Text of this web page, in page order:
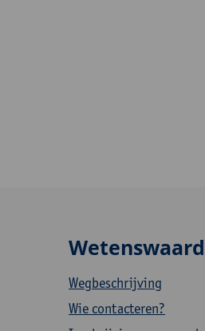
Wegbeschrijving
Wie contacteren?